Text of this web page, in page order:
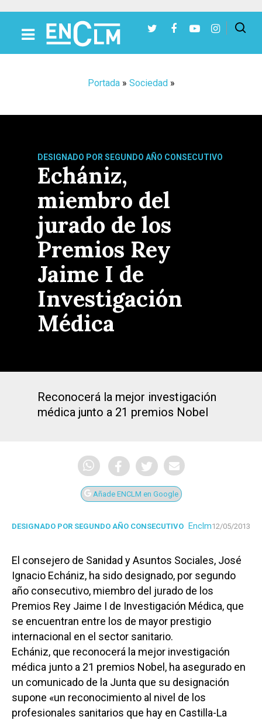
Portada» Sociedad»
DESIGNADO POR SEGUNDO AÑO CONSECUTIVO
Echániz,
miembro del
jurado de los
Premios Rey
Jaime I de
Investigación
Médica
Reconocerá la mejor investigación
médica junto a 21 premios Nobel
Añade ENCLM en Google
DESIGNADO POR SEGUNDO AÑO CONSECUTIVO Enclm12/05/2013
El consejero de Sanidad y Asuntos Sociales, José
Ignacio Echániz, ha sido designado, por segundo
año consecutivo, miembro del jurado de los
Premios Rey Jaime I de Investigación Médica, que
se encuentran entre los de mayor prestigio
internacional en el sector sanitario.
Echániz, que reconocerá la mejor investigación
médica junto a 21 premios Nobel, ha asegurado en
un comunicado de la Junta que su designación
supone «un reconocimiento al nivel de los
profesionales sanitarios que hay en Castilla-La